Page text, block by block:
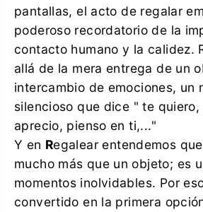
pantallas, el acto de regalar
poderoso recordatorio de la
contacto humano y la calidez.
allá de la mera entrega de un
intercambio de emociones, un
silencioso que dice " te
aprecio, pienso en ti,..."
Y en Regalear entendemos
mucho más que un objeto; es
momentos inolvidables. Por
convertido en la primera